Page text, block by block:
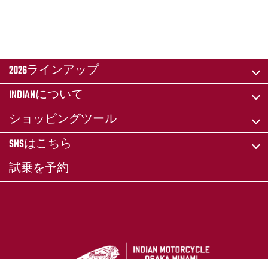
2026ラインアップ
INDIANについて
ショッピングツール
SNSはこちら
試乗を予約